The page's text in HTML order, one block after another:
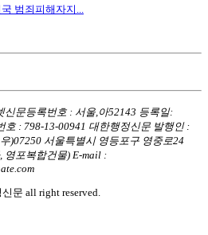
범죄피해자지...
신문등록번호 : 서울,아52143 등록일:
호 : 798-13-00941 대한행정신문 발행인 :
)07250 서울특별시 영등포구 영중로24
영포복합건물) E-mail :
문 all right reserved.